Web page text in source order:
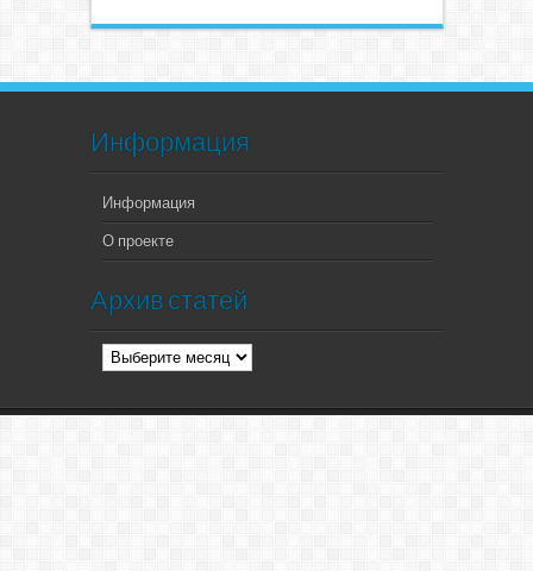
Информация
Информация
О проекте
Архив статей
Архив
статей